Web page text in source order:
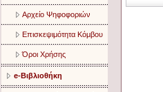
Αρχείο Ψηφοφοριών
Επισκεψιμότητα Κόμβου
Όροι Χρήσης
e-Βιβλιοθήκη